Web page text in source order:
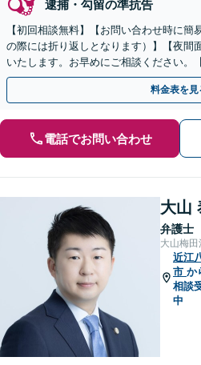
逮捕・勾留の準抗告
【初回相談無料】【お問い合わせ時に
の際には折り返しとなります）】【夜間
いたします。お早めにご相談ください。
料金表を見
電話でお問い合わせ
大山
弁護士
大山梅
近江
市 か
相談
中